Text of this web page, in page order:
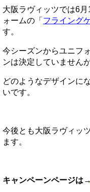
大阪ラヴィッツでは6
ォームの「 フライング
す。
今シーズンからユニフ
ンは決定していません
どのようなデザインに
いです。
今後とも大阪ラヴィッ
ます。
キャンペーンページは→